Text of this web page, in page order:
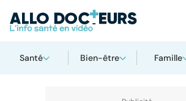
Santé Bien-être Famille